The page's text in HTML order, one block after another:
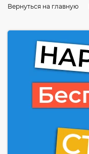
Вернуться на главную